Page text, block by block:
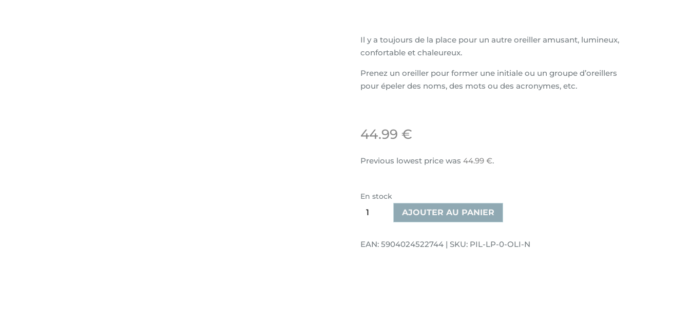
Il y a toujours de la place pour un autre oreiller amusant, lumineux,
confortable et chaleureux.
Prenez un oreiller pour former une initiale ou un groupe d’oreillers
pour épeler des noms, des mots ou des acronymes, etc.
44.99 €
Previous lowest price was 44.99 €.
En stock
quantité
décoratif
AJOUTER AU PANIER
EAN: 5904024522744 | SKU: PIL-LP-0-OLI-N